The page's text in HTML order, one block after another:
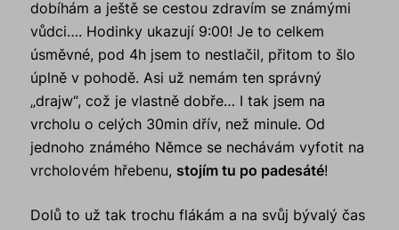
dobíhám a ještě se cestou zdravím se známými
vůdci…. Hodinky ukazují 9:00! Je to celkem
úsměvné, pod 4h jsem to nestlačil, přitom to šlo
úplně v pohodě. Asi už nemám ten správný
„drajw“, což je vlastně dobře… I tak jsem na
vrcholu o celých 30min dřív, než minule. Od
jednoho známého Němce se nechávám vyfotit na
vrcholovém hřebenu, stojím tu po padesáté!
Dolů to už tak trochu flákám a na svůj bývalý čas